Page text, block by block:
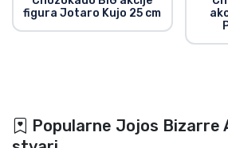
figura Jotaro Kujo 25 cm
Popularne Jojos Bizarre